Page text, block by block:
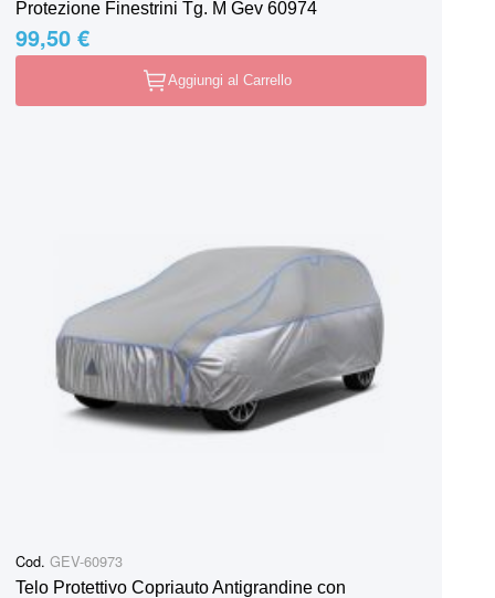
Protezione Finestrini Tg. M Gev 60974
99,50 €
Aggiungi al Carrello
Cod. GEV-60973
Telo Protettivo Copriauto Antigrandine con